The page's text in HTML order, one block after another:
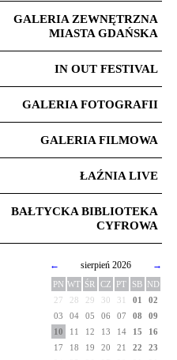
GALERIA ZEWNĘTRZNA
MIASTA GDAŃSKA
IN OUT FESTIVAL
GALERIA FOTOGRAFII
GALERIA FILMOWA
ŁAŹNIA LIVE
BAŁTYCKA BIBLIOTEKA
CYFROWA
← sierpień 2026 →
PN WT ŚR CZ PT SB ND
27
28 29 30 31 01
02
03
04 05 06 07 08
09
10
11 12 13 14 15
16
17
18 19 20 21 22
23